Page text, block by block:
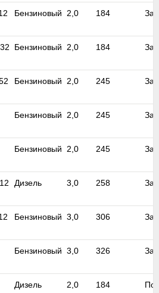
Бензиновый 2,0 184
Бензиновый 2,0 184
Бензиновый 2,0 245
Бензиновый 2,0 245
Бензиновый 2,0 245
Дизель 3,0 258
Бензиновый 3,0 306
Бензиновый 3,0 326
Дизель 2,0 184